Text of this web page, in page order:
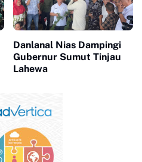
Danlanal Nias Dampingi
Gubernur Sumut Tinjau
Lahewa